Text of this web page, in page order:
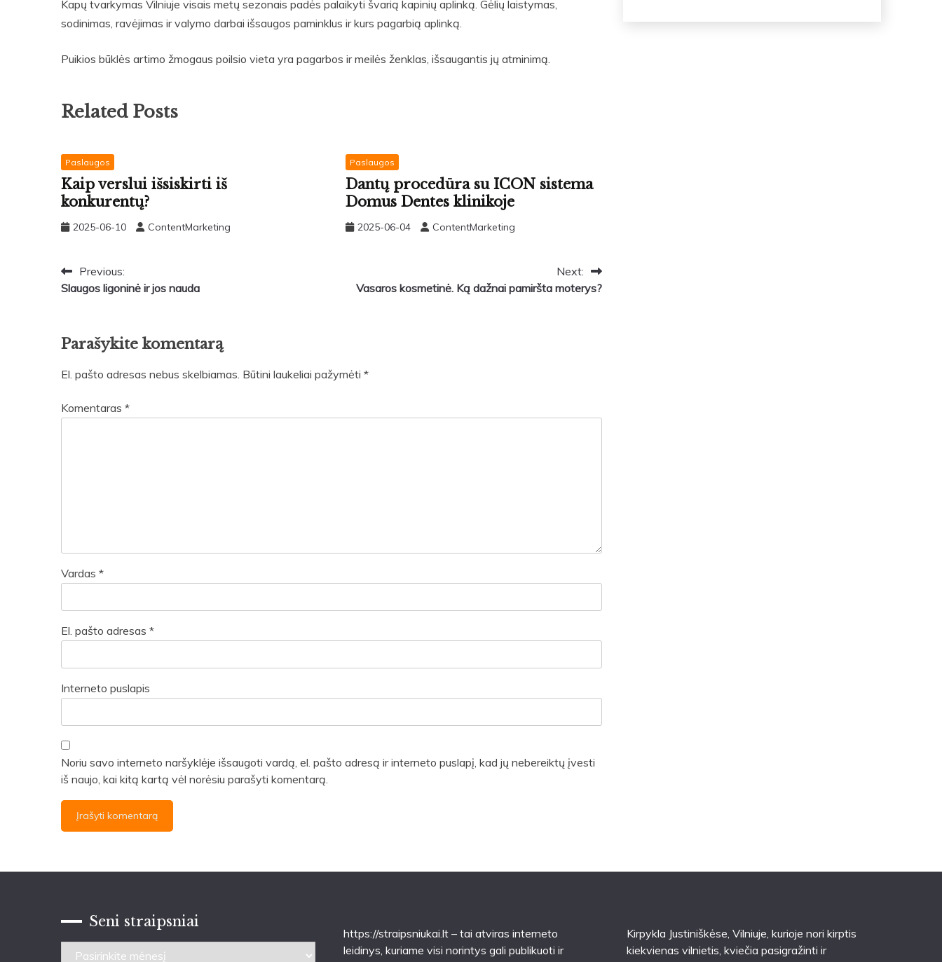
Kapų tvarkymas Vilniuje visais metų sezonais padės palaikyti švarią kapinių aplinką. Gėlių laistymas,
sodinimas, ravėjimas ir valymo darbai išsaugos paminklus ir kurs pagarbią aplinką.
Puikios būklės artimo žmogaus poilsio vieta yra pagarbos ir meilės ženklas, išsaugantis jų atminimą.
Related Posts
Paslaugos
Kaip verslui išsiskirti iš
konkurentų?
2025-06-10 ContentMarketing
Paslaugos
Dantų procedūra su ICON sistema
Domus Dentes klinikoje
2025-06-04 ContentMarketing
Navigacija
tarp
Previous:
Slaugos ligoninė ir jos nauda
Next:
Vasaros kosmetinė. Ką dažnai pamiršta moterys?
Parašykite komentarą
El. pašto adresas nebus skelbiamas. Būtini laukeliai pažymėti *
Komentaras *
Vardas *
El. pašto adresas *
Interneto puslapis
Noriu savo interneto naršyklėje išsaugoti vardą, el. pašto adresą ir interneto puslapį, kad jų nebereiktų įvesti
iš naujo, kai kitą kartą vėl norėsiu parašyti komentarą.
Seni straipsniai
Seni
https://straipsniukai.lt – tai atviras interneto
leidinys, kuriame visi norintys gali publikuoti ir
Kirpykla Justiniškėse , Vilniuje, kurioje nori kirptis
kiekvienas vilnietis, kviečia pasigražinti ir